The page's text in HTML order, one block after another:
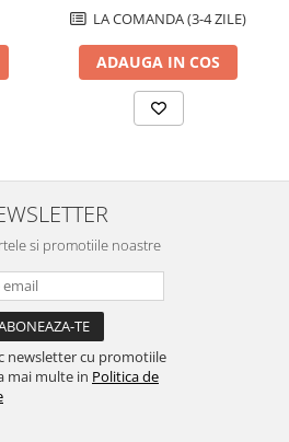
LA COMANDA (3-4 ZILE)
ADAUGA IN COS
si promotiile noastre
newsletter cu promotiile
mai multe in Politica de